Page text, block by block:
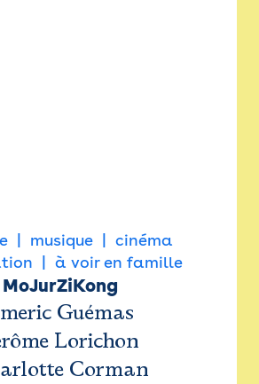
musique
cinéma
à voir en famille
MoJurZiKong
Guémas
Lorichon
Corman